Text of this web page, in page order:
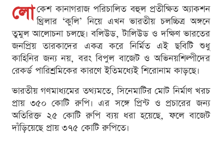
লো কেশ কানাগরাজ পরিচালিত বহুল প্রতীক্ষিত অ্যাকশন
থ্রিলার ‘কুলি’ নিয়ে এখন ভারতীয় চলচ্চিত্র অঙ্গনে
তুমুল আলোচনা চলছে। বলিউড, টালিউড ও দক্ষিণ ভারতের
জনপ্রিয় তারকাদের একত্র করে নির্মিত এই ছবিটি শুধু
কাহিনির জন্য নয়, বরং বিপুল বাজেট ও অভিনয়শিল্পীদের
রেকর্ড পারিশ্রমিকের কারণে ইতিমধ্যেই শিরোনাম কাড়ছে।
ভারতীয় গণমাধ্যমের তথ্যমতে, সিনেমাটির মোট নির্মাণ খরচ
প্রায় ৩৫০ কোটি রুপি। এর সঙ্গে প্রিন্ট ও প্রচারের জন্য
অতিরিক্ত ২৫ কোটি রুপি ব্যয় ধরা হয়েছে, ফলে বাজেট
দাঁড়িয়েছে প্রায় ৩৭৫ কোটি রুপিতে।